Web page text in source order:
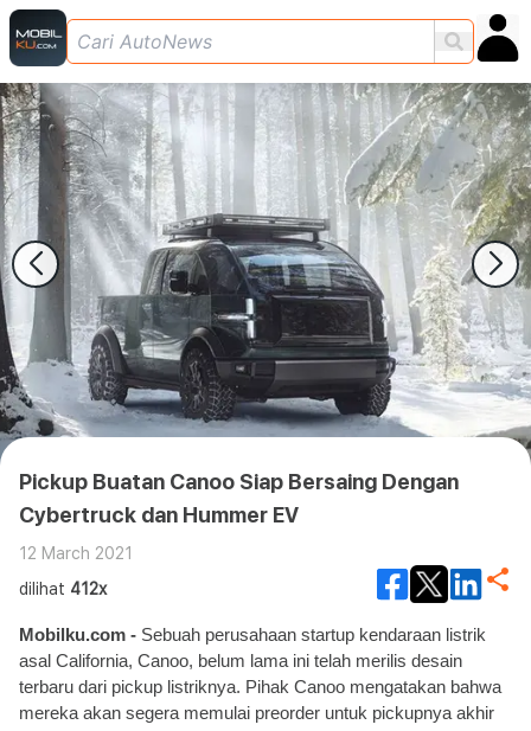
Pickup Buatan Canoo Siap Bersaing Dengan
Cybertruck dan Hummer EV
12 March 2021
dilihat 412x
Mobilku.com - Sebuah perusahaan startup kendaraan listrik
asal California, Canoo, belum lama ini telah merilis desain
terbaru dari pickup listriknya. Pihak Canoo mengatakan bahwa
mereka akan segera memulai preorder untuk pickupnya akhir